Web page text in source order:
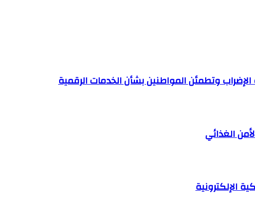
وتطمئن المواطنين بشأن الخدمات الرقمية
الغذائي
الإلكترونية